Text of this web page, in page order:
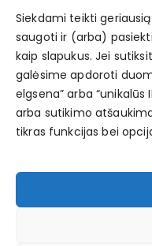
Siekdami teikti
saugoti ir (arba)
kaip slapukus. Jei
galėsime apdoroti
elgsena” arba “unikalūs
arba sutikimo
tikras funkcijas bei
Apie mus
Korporatyvinė prekyba
Privatumo politika
POPULIARIAUSIOS ŽYMĖS
Bag Black Blue Clothes
E-Prekyba